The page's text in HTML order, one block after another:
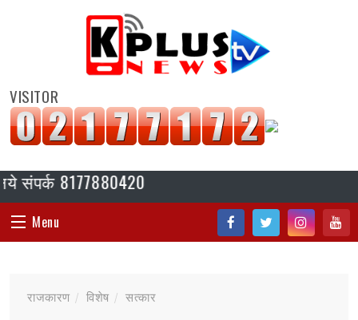
VISITOR
8177880420
Menu
संपादकीय
राजकारण विशेष सत्कार